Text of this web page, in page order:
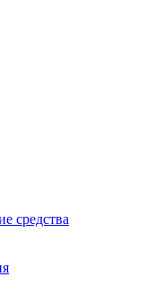
средства